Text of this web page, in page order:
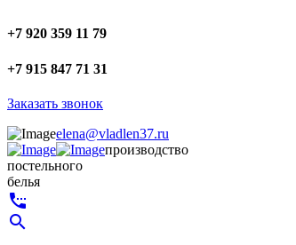
+7 920 359 11 79
+7 915 847 71 31
Заказать звонок
elena@vladlen37.ru
производство
постельного
белья
settings_phone
search